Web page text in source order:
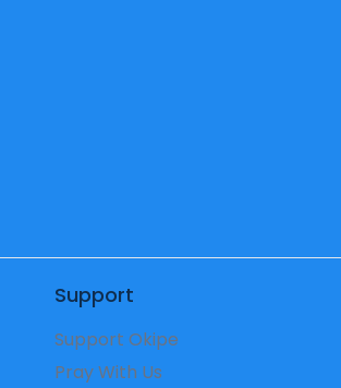
Support
Support Okipe
Pray With Us